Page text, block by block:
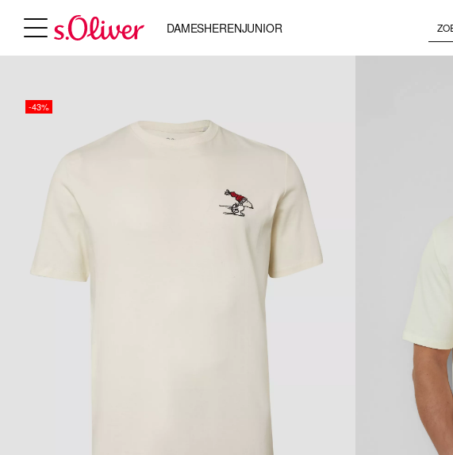
DAMESHERENJUNIOR
-43%